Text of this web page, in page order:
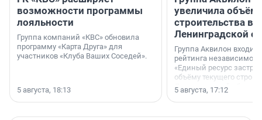
возможности программы
лояльности
Группа компаний «КВС» обновила
программу «Карта Друга» для
участников «Клуба Ваших Соседей».
5 августа, 18:13
увеличила объём
строительства в
Ленинградской
Группа Аквилон входит
рейтинга независимого
«Единый ресурс
объёму текущего
Ленинградской
время компания
185 429 кв. метров
больше, чем в 1
5 августа, 17:12